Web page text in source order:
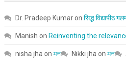
Dr. Pradeep Kumaron सिद्ध विद्यापीठ
Manish on Reinventing the
nisha jha on मन Nikki jha on मन